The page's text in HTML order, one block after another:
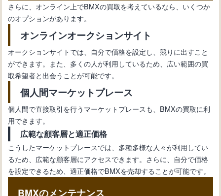
さらに、オンライン上でBMXの買取を考えているなら、いくつか
のオプションがあります。
オンラインオークションサイト
オークションサイトでは、自分で価格を設定し、競りに出すこと
ができます。また、多くの人が利用しているため、広い範囲の買
取希望者と出会うことが可能です。
個人間マーケットプレース
個人間で直接取引を行うマーケットプレースも、BMXの買取に利
用できます。
広範な顧客層と適正価格
こうしたマーケットプレースでは、多種多様な人々が利用してい
るため、広範な顧客層にアクセスできます。さらに、自分で価格
を設定できるため、適正価格でBMXを売却することが可能です。
BMXのメンテナンス